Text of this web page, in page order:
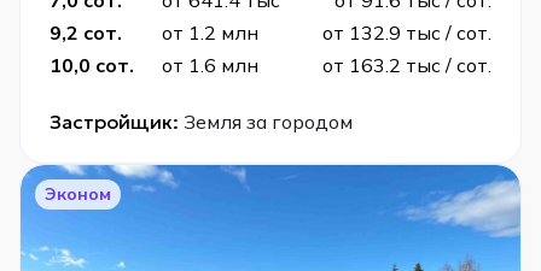
9,2 сот.
от 1.2 млн
от 132.9 тыс / сот.
10,0 сот.
от 1.6 млн от 163.2 тыс / сот.
Застройщик: Земля за городом
Эконом